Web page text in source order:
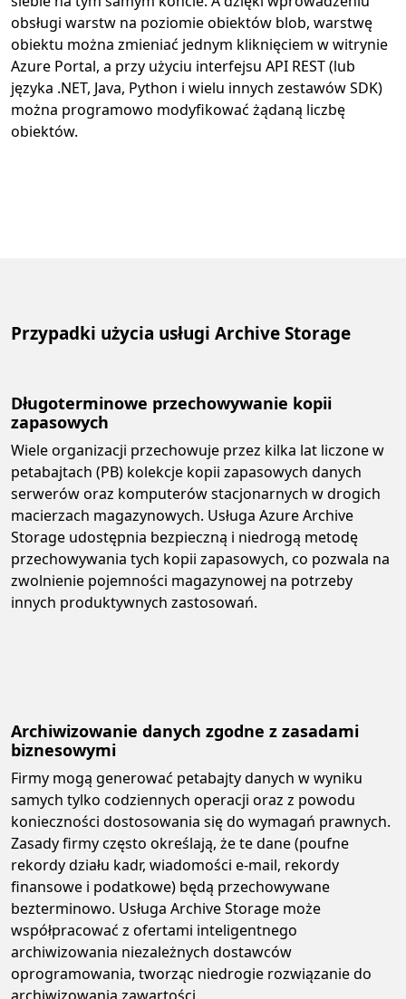
obsługi warstw na poziomie obiektów blob, warstwę
obiektu można zmieniać jednym kliknięciem w witrynie
Azure Portal, a przy użyciu interfejsu API REST (lub
języka .NET, Java, Python i wielu innych zestawów SDK)
można programowo modyfikować żądaną liczbę
obiektów.
Przypadki użycia usługi Archive Storage
Długoterminowe przechowywanie kopii
zapasowych
Wiele organizacji przechowuje przez kilka lat liczone w
petabajtach (PB) kolekcje kopii zapasowych danych
serwerów oraz komputerów stacjonarnych w drogich
macierzach magazynowych. Usługa Azure Archive
Storage udostępnia bezpieczną i niedrogą metodę
przechowywania tych kopii zapasowych, co pozwala na
zwolnienie pojemności magazynowej na potrzeby
innych produktywnych zastosowań.
Archiwizowanie danych zgodne z zasadami
biznesowymi
Firmy mogą generować petabajty danych w wyniku
samych tylko codziennych operacji oraz z powodu
konieczności dostosowania się do wymagań prawnych.
Zasady firmy często określają, że te dane (poufne
rekordy działu kadr, wiadomości e-mail, rekordy
finansowe i podatkowe) będą przechowywane
bezterminowo. Usługa Archive Storage może
współpracować z ofertami inteligentnego
archiwizowania niezależnych dostawców
oprogramowania, tworząc niedrogie rozwiązanie do